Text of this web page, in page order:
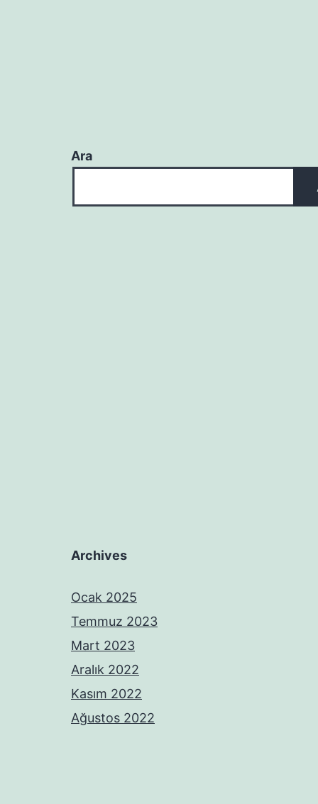
Ara
Archives
Ocak 2025
Temmuz 2023
Mart 2023
Aralık 2022
Kasım 2022
Ağustos 2022